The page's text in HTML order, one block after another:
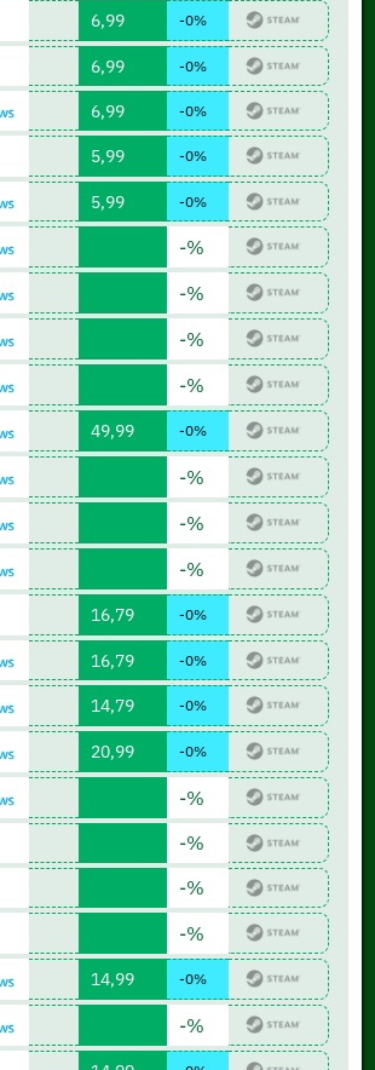
6,99 -0%
6,99 -0%
6,99 -0%
5,99 -0%
5,99 -0%
-%
-%
-%
-%
49,99 -0%
-%
-%
-%
16,79 -0%
16,79 -0%
14,79 -0%
20,99 -0%
-%
-%
-%
-%
14,99 -0%
-%